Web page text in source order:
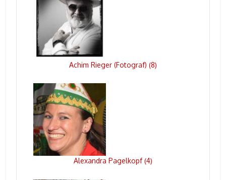
Achim Rieger (Fotograf) (8)
Alexandra Pagelkopf(4)